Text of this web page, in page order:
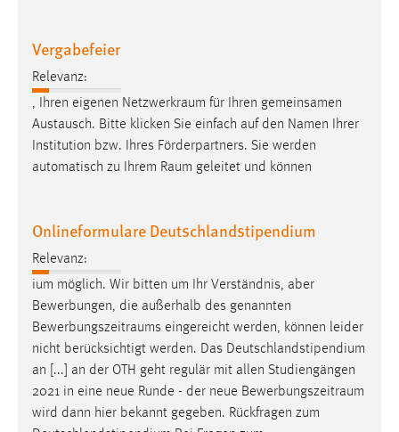
Vergabefeier
Relevanz:
, Ihren eigenen Netzwerkraum für Ihren gemeinsamen
Austausch. Bitte klicken Sie einfach auf den Namen Ihrer
Institution bzw. Ihres Förderpartners. Sie werden
automatisch zu Ihrem Raum geleitet und können
Onlineformulare Deutschlandstipendium
Relevanz:
ium möglich. Wir bitten um Ihr Verständnis, aber
Bewerbungen, die außerhalb des genannten
Bewerbungszeitraums eingereicht werden, können leider
nicht berücksichtigt werden. Das Deutschlandstipendium
an [...] an der OTH geht regulär mit allen Studiengängen
2021 in eine neue Runde - der neue Bewerbungszeitraum
wird dann hier bekannt gegeben. Rückfragen zum